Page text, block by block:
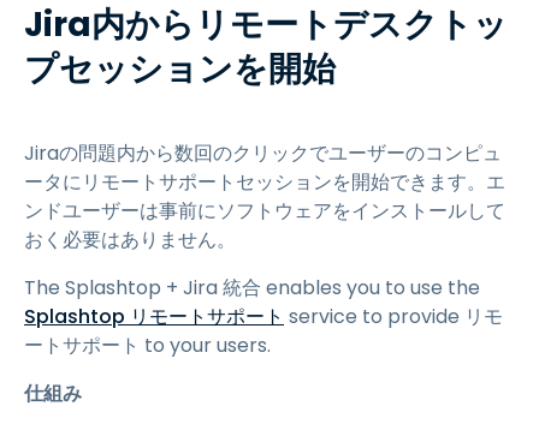
Jira内からリモートデスクトッ
プセッションを開始
Jiraの問題内から数回のクリックでユーザーのコンピュ
ータにリモートサポートセッションを開始できます。エ
ンドユーザーは事前にソフトウェアをインストールして
おく必要はありません。
The Splashtop + Jira 統合 enables you to use the
Splashtop リモートサポート service to provide リモ
ートサポート to your users.
仕組み